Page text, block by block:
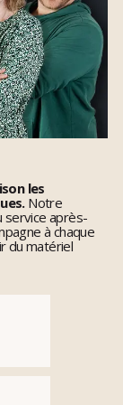
les
Notre
service après-
à chaque
du matériel